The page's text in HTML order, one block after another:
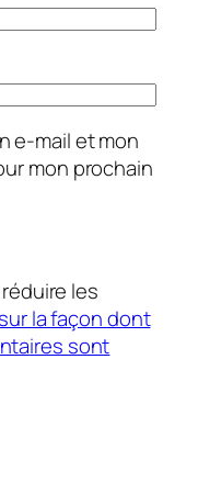
e-mail et mon
mon prochain
les
la façon dont
sont